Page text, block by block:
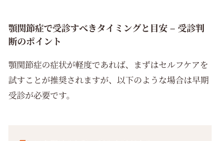
顎関節症で受診すべきタイミングと目安 – 受診判
断のポイント
顎関節症の症状が軽度であれば、まずはセルフケアを
試すことが推奨されますが、以下のような場合は早期
受診が必要です。